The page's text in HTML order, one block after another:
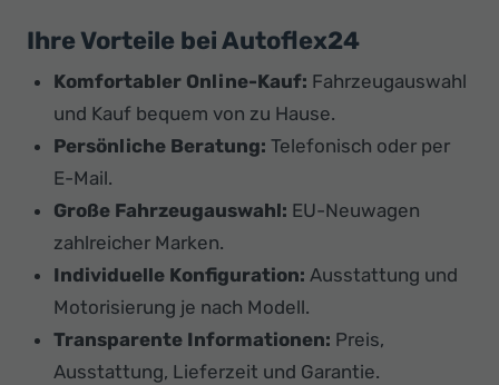
Ihre Vorteile bei Autoflex24
Komfortabler Online-Kauf: Fahrzeugauswahl
und Kauf bequem von zu Hause.
Persönliche Beratung: Telefonisch oder per
E-Mail.
Große Fahrzeugauswahl: EU-Neuwagen
zahlreicher Marken.
Individuelle Konfiguration: Ausstattung und
Motorisierung je nach Modell.
Transparente Informationen: Preis,
Ausstattung, Lieferzeit und Garantie.